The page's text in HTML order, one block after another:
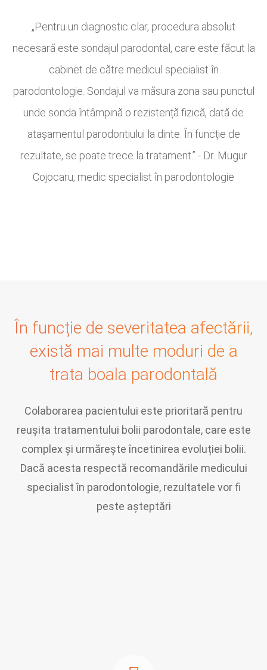
„Pentru un diagnostic clar, procedura absolut
necesară este sondajul parodontal, care este făcut la
cabinet de către medicul specialist în
parodontologie. Sondajul va măsura zona sau punctul
unde sonda întâmpină o rezistență fizică, dată de
atașamentul parodontiului la dinte. În funcție de
rezultate, se poate trece la tratament.” - Dr. Mugur
Cojocaru, medic specialist în parodontologie
În funcție de severitatea afectării,
există mai multe moduri de a
trata boala parodontală
Colaborarea pacientului este prioritară pentru
reușita tratamentului bolii parodontale, care este
complex și urmărește încetinirea evoluției bolii.
Dacă acesta respectă recomandările medicului
specialist în parodontologie, rezultatele vor fi
peste așteptări